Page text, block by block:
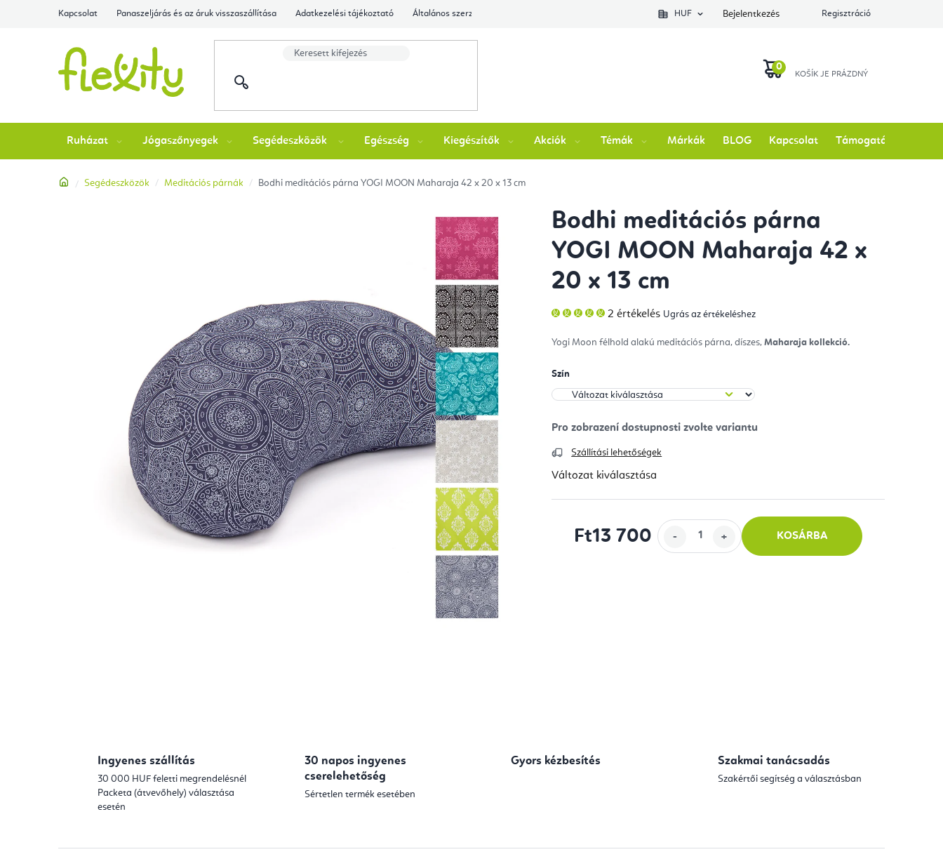
Kapcsolat Panaszeljárás és az áruk visszaszállítása Adatkezelési tájékoztató Általános szerződési feltételek Ellenőrizze a rendelés állapotátHUF Bejelentkezés Regisztráció
Ruházat Jógaszőnyegek Segédeszközök Egészség Kiegészítők Akciók Témák Márkák BLOG Kapcsolat Támogatás
Kezdőlap
Segédeszközök Meditációs párnák Bodhi meditációs párna YOGI MOON Maharaja 42 x 20 x 13 cm
Bodhi meditációs párna
YOGI MOON Maharaja 42 x
20 x 13 cm
A
termék
5-
2 értékelés Ugrás az értékeléshez
Yogi Moon félhold alakú meditációs párna, díszes,Maharaja kollekció.
Szín
Szállítási lehetőségek
Változat kiválasztása
Ft13 700 KOSÁRBA
Ingyenes szállítás
30 000 HUF feletti megrendelésnél
Packeta (átvevőhely) választása
esetén
30 napos ingyenes
cserelehetőség
Sértetlen termék esetében
Gyors kézbesítés Szakmai tanácsadás
Szakértői segítség a választásban